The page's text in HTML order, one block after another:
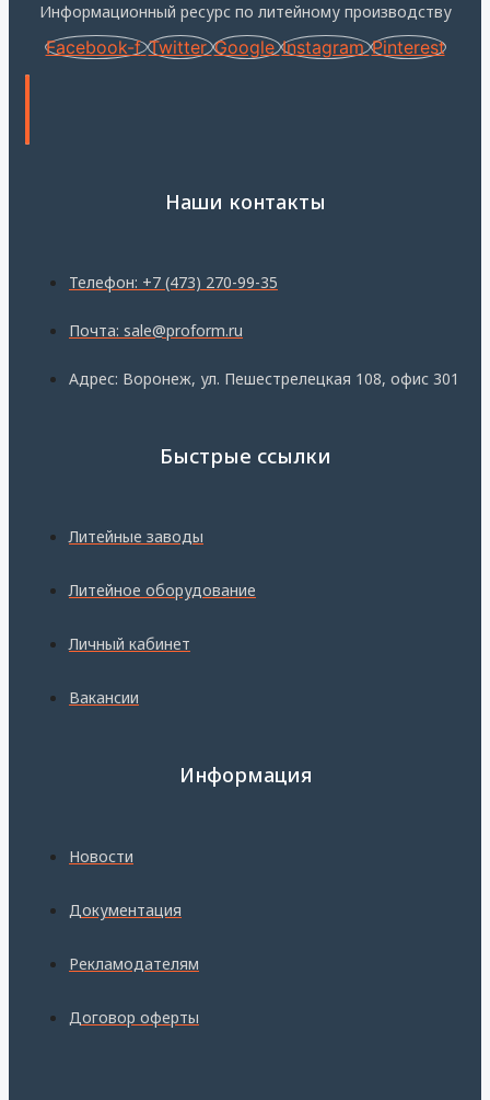
Информационный ресурс по литейному производству
Facebook-f Twitter Google Instagram Pinterest
Наши контакты
Телефон: +7 (473) 270-99-35
Почта: sale@proform.ru
Адрес: Воронеж, ул. Пешестрелецкая 108, офис 301
Быстрые ссылки
Литейные заводы
Литейное оборудование
Личный кабинет
Вакансии
Информация
Новости
Документация
Рекламодателям
Договор оферты